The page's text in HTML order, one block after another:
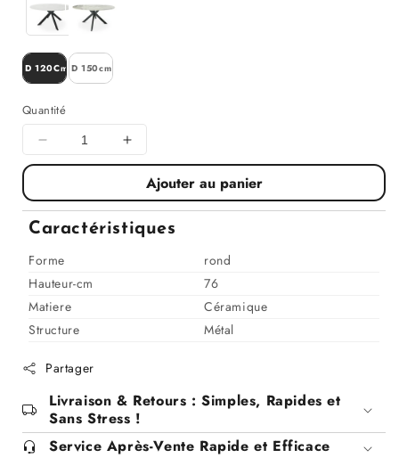
Dimensions
D 120Cm D 150cm
Quantité
Diminuer
la
pour
Table
manger
ronde
plateau
en
76CM
PILAR
Augmenter
la
quantité
pour
Table
PILAR
Ajouter au panier
Caractéristiques
Forme
rond
Hauteur-cm
76
Matiere
Céramique
Structure
Métal
Partager
Livraison & Retours : Simples, Rapides et
Sans Stress !
Service Après-Vente Rapide et Efficace